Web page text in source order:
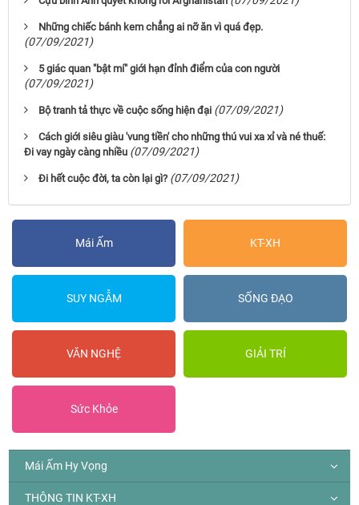
Những chiếc bánh kem chẳng ai nỡ ăn vì quá đẹp.
(07/09/2021)
5 giác quan "bật mí" giới hạn đỉnh điểm của con người
(07/09/2021)
Bộ tranh tả thực về cuộc sống hiện đại (07/09/2021)
Cách giới siêu giàu 'vung tiền' cho những thú vui xa xỉ và né thuế:
Đi vay ngày càng nhiều (07/09/2021)
Đi hết cuộc đời, ta còn lại gì? (07/09/2021)
Mái Ấm KT-XH
SUY NGẪM SỐNG ĐẠO
VĂN NGHỆ GIẢI TRÍ
Sức Khỏe
Mái Ấm Hy Vọng
THÔNG TIN KT-XH